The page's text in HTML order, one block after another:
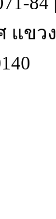
แขว